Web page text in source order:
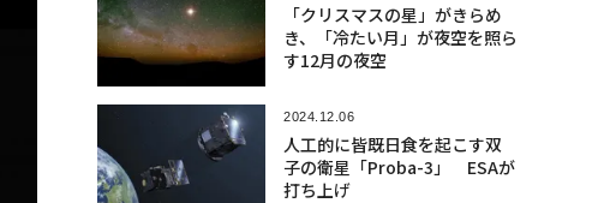
「クリスマスの星」がきらめ
き、「冷たい月」が夜空を照ら
す12月の夜空
2024.12.06
人工的に皆既日食を起こす双
子の衛星「Proba-3」 ESAが
打ち上げ